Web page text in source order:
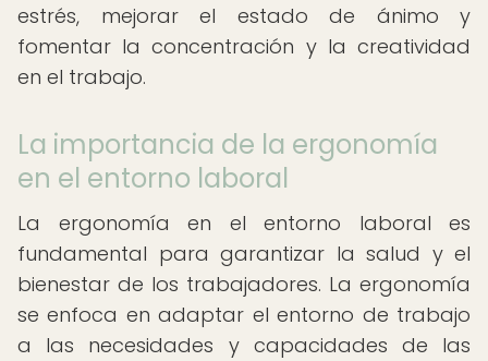
estrés, mejorar el estado de ánimo y
fomentar la concentración y la creatividad
en el trabajo.
La importancia de la ergonomía
en el entorno laboral
La ergonomía en el entorno laboral es
fundamental para garantizar la salud y el
bienestar de los trabajadores. La ergonomía
se enfoca en adaptar el entorno de trabajo
a las necesidades y capacidades de las